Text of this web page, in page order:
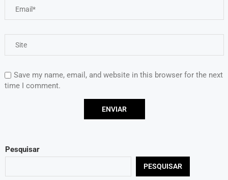
Save my name, email, and website in this browser for the next
time I comment.
Pesquisar
PESQUISAR